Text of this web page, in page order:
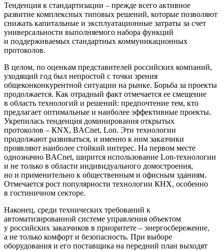
Тенденция к стандартизации – прежде всего активное
развитие комплексных типовых решений, которые позволяют
снижать капитальные и эксплуатационные затраты за счет
универсальности выполняемого набора функций
и поддерживаемых стандартных коммуникационных
протоколов.
В целом, по оценкам представителей российских компаний,
уходящий год был непростой с точки зрения
общеконконкурентной ситуации на рынке. Борьба за проекты
продолжается. Как отрадный факт отмечается ее смещение
в область технологий и решений: предпочтение тем, кто
предлагает оптимальные и наиболее эффективные проекты.
Укрепилась тенденция доминирования открытых
протоколов – КNX, BACnet, Lon. Эти технологии
продолжают развиваться, и именно к ним заказчики
проявляют наиболее стойкий интерес. На первом месте
однозначно BACnet, ширится использование Lon-технологии
и не только в области индивидуального домостроения,
но и применительно к общественным и офисным зданиям.
Отмечается рост популярности технологии КНХ, особенно
в гостиничном секторе.
Наконец, среди технических требований к
автоматизированной системе управления объектом
у российских заказчиков в приоритете – энергосбережение,
а не только комфорт и безопасность. При выборе
оборудования и его поставщика на передний план выходят